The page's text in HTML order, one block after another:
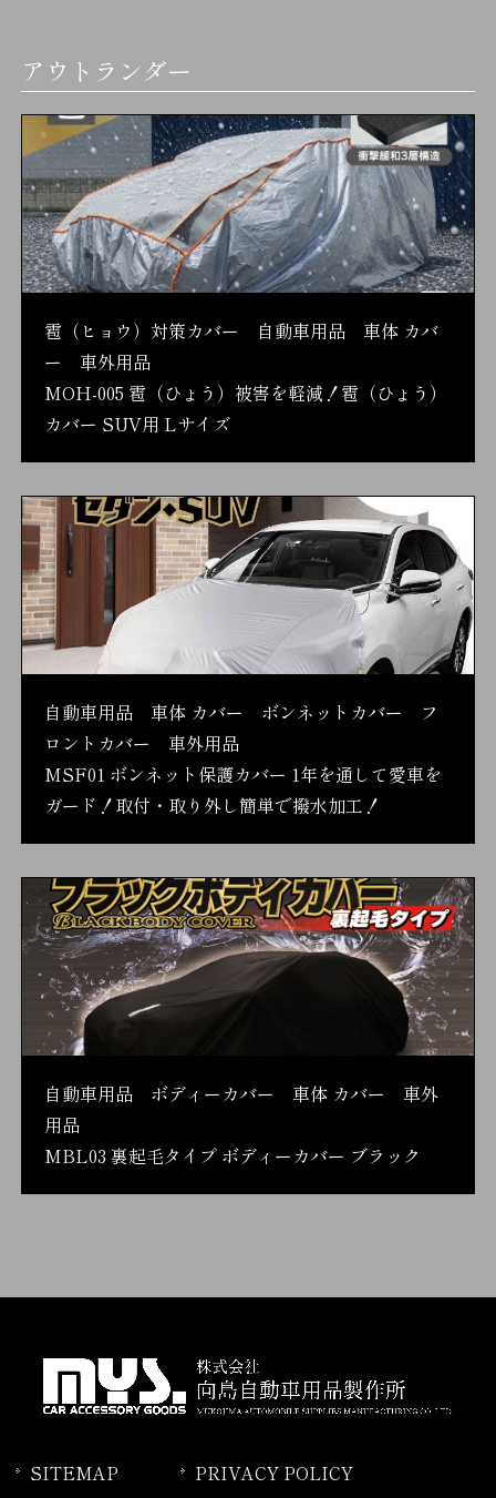
アウトランダー
雹（ヒョウ）対策カバー 自動車用品 車体 カバ
ー 車外用品
MOH-005 雹（ひょう）被害を軽減！雹（ひょう）
カバー SUV用 Lサイズ
自動車用品 車体 カバー ボンネットカバー フ
ロントカバー 車外用品
MSF01 ボンネット保護カバー 1年を通して愛車を
ガード！取付・取り外し簡単で撥水加工！
自動車用品 ボディーカバー 車体 カバー 車外
用品
MBL03 裏起毛タイプ ボディーカバー ブラック
SITEMAP PRIVACY POLICY